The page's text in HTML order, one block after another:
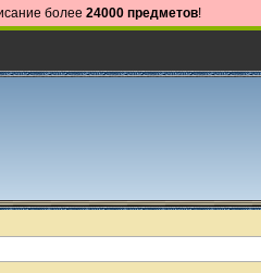
более 24000 предметов!